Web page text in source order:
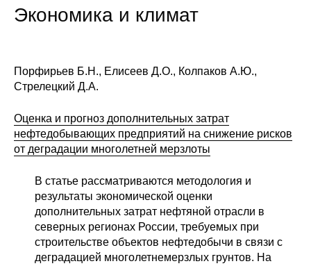
Экономика и климат
Порфирьев Б.Н., Елисеев Д.О., Колпаков А.Ю.,
Стрелецкий Д.А.
Оценка и прогноз дополнительных затрат
нефтедобывающих предприятий на снижение рисков
от деградации многолетней мерзлоты
В статье рассматриваются методология и
результаты экономической оценки
дополнительных затрат нефтяной отрасли в
северных регионах России, требуемых при
строительстве объектов нефтедобычи в связи с
деградацией многолетнемерзлых грунтов. На